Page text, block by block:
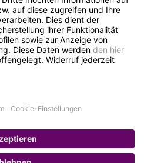
Erklärung zur Barrierefreiheit